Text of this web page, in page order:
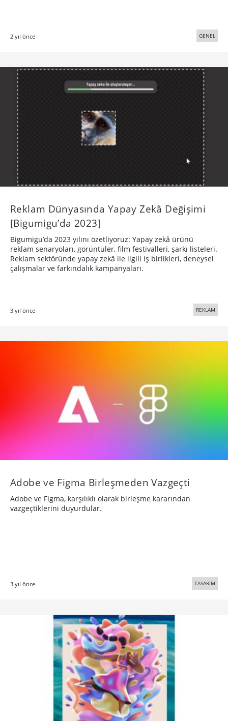
2 yıl önce GENEL
Reklam Dünyasında Yapay Zekâ Değişimi
[Bigumigu’da 2023]
Bigumigu’da 2023 yılını özetliyoruz: Yapay zekâ ürünü
reklam senaryoları, görüntüler, film festivalleri, şarkı listeleri.
Reklam sektöründe yapay zekâ ile ilgili iş birlikleri, deneysel
çalışmalar ve farkındalık kampanyaları.
3 yıl önce REKLAM
Adobe ve Figma Birleşmeden Vazgeçti
Adobe ve Figma, karşılıklı olarak birleşme kararından
vazgeçtiklerini duyurdular.
3 yıl önce TASARIM